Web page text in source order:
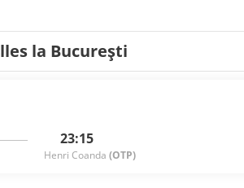
la București
23:15
Henri Coanda (OTP)